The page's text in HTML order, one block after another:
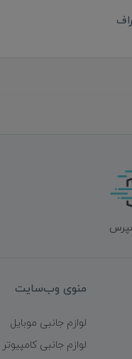
منوی وب‌سایت
لوازم جانبی موبایل
لوازم جانبی کامپیوتر